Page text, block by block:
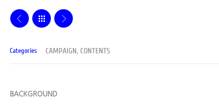
Categories CAMPAIGN, CONTENTS
BACKGROUND